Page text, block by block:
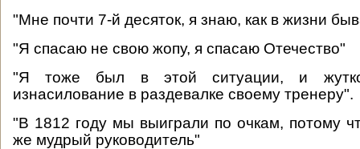
"Мне почти 7-й десяток, я знаю, как в жизни
"Я спасаю не свою жопу, я спасаю Отечество"
"Я тоже был в этой ситуации, и
изнасилование в раздевалке своему тренеру".
"В 1812 году мы выиграли по очкам, потому
же мудрый руководитель"